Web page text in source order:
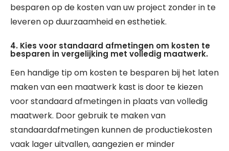
besparen op de kosten van uw project zonder in te
leveren op duurzaamheid en esthetiek.
4. Kies voor standaard afmetingen om kosten te
besparen in vergelijking met volledig maatwerk.
Een handige tip om kosten te besparen bij het laten
maken van een maatwerk kast is door te kiezen
voor standaard afmetingen in plaats van volledig
maatwerk. Door gebruik te maken van
standaardafmetingen kunnen de productiekosten
vaak lager uitvallen, aangezien er minder